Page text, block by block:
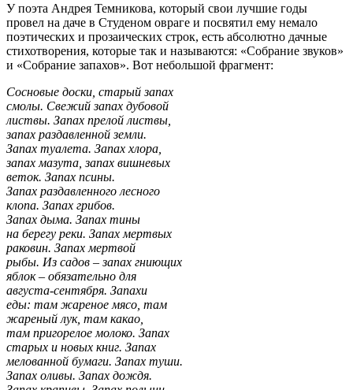
У поэта Андрея Темникова, который свои лучшие годы
провел на даче в Студеном овраге и посвятил ему немало
поэтических и прозаических строк, есть абсолютно дачные
стихотворения, которые так и называются: «Собрание звуков»
и «Собрание запахов». Вот небольшой фрагмент:
Сосновые доски, старый запах
смолы. Свежий запах дубовой
листвы. Запах прелой листвы,
запах раздавленной земли.
Запах туалета. Запах хлора,
запах мазута, запах вишневых
веток. Запах псины.
Запах раздавленного лесного
клопа. Запах грибов.
Запах дыма. Запах тины
на берегу реки. Запах мертвых
раковин. Запах мертвой
рыбы. Из садов – запах гниющих
яблок – обязательно для
августа-сентября. Запахи
еды: там жареное мясо, там
жареный лук, там какао,
там пригорелое молоко. Запах
старых и новых книг. Запах
мелованной бумаги. Запах туши.
Запах оливы. Запах дождя.